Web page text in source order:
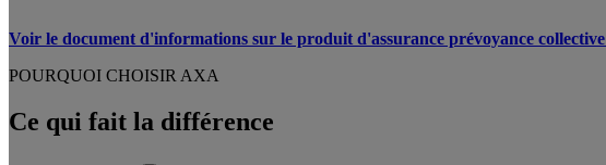
Voir le document d'informations sur le produit d'assurance prévoyance collective
POURQUOI CHOISIR AXA
Ce qui fait la différence